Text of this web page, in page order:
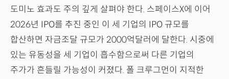
도미노 효과도 주의 깊게 살펴야 한다. 스페이스X에 이어
2026년 IPO를 추진 중인 이 세 기업의 IPO 규모를
합산하면 자금조달 규모가 2000억달러에 달한다. 시중에
있는 유동성을 세 기업이 흡수함으로써 다른 기업의
주가가 흔들릴 가능성이 커졌다. 폴 크루그먼이 지적한